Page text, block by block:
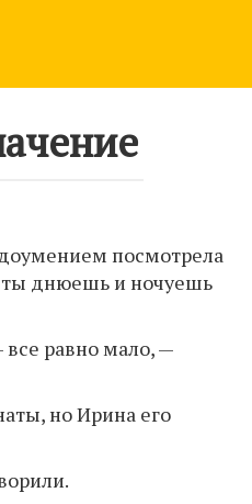
посмотрела
ты днюешь и ночуешь
все равно мало, —
но Ирина его